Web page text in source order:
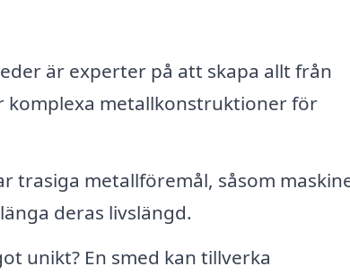
är experter på att skapa allt från
komplexa metallkonstruktioner för
trasiga metallföremål, såsom
deras livslängd.
unikt? En smed kan tillverka